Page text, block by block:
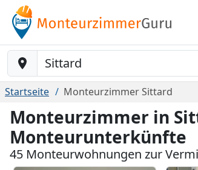
Baustelle-Location
Startseite Monteurzimmer Sittard
Monteurzimmer in
Monteurunterkünfte
45 Monteurwohnungen zur